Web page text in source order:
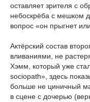
оставляет зрителя с
небоскрёба с мешком
вопрос «он прыгнет
Актёрский состав
вливаниями, не
Хэмм, который уже
sociopath», здесь
больше не циничный
в сцене с дочерью